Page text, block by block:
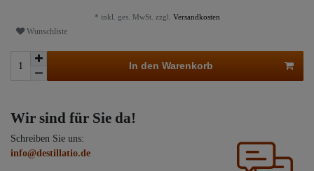
* inkl. ges. MwSt. zzgl. Versandkosten
Wunschliste
In den Warenkorb
Wir sind für Sie da!
Schreiben Sie uns:
info@destillatio.de